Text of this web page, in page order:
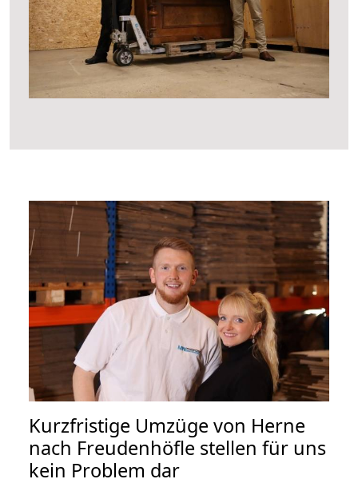
Kurzfristige Umzüge von Herne
nach Freudenhöfle stellen für uns
kein Problem dar